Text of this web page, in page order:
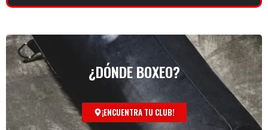
¿DÓNDE BOXEO?
¡ENCUENTRA TU CLUB!